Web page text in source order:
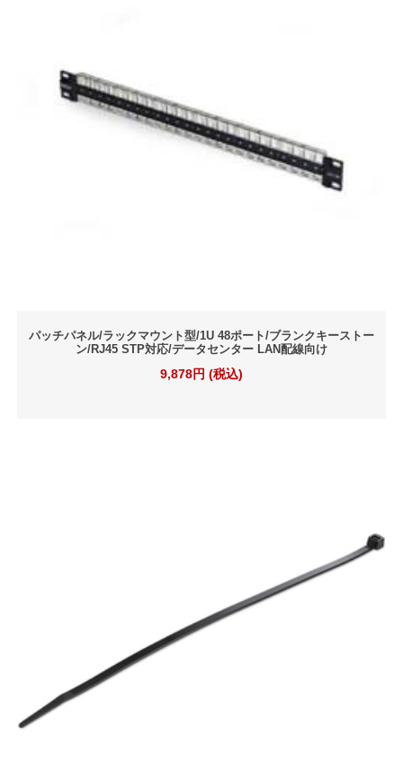
パッチパネル/ラックマウント型/1U 48ポート/ブランクキーストー
ン/RJ45 STP対応/データセンター LAN配線向け
9,878円 (税込)